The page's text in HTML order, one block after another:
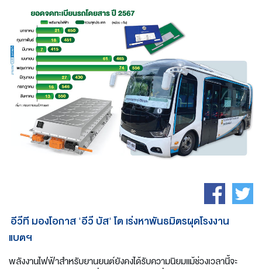
อีวีที มองโอกาส 'อีวี บัส' โต เร่งหาพันธมิตรผุดโรงงาน
แบตฯ
พลังงานไฟฟ้าสำหรับยานยนต์ยังคงได้รับความนิยมแม้ช่วงเวลานี้จะ